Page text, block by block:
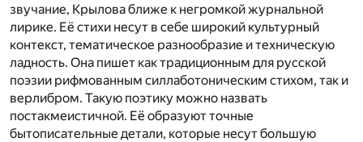
звучание, Крылова ближе к негромкой журнальной
лирике. Её стихи несут в себе широкий культурный
контекст, тематическое разнообразие и техническую
ладность. Она пишет как традиционным для русской
поэзии рифмованным силлаботоническим стихом, так и
верлибром. Такую поэтику можно назвать
постакмеистичной. Её образуют точные
бытописательные детали, которые несут большую